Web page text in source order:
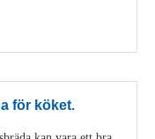
för köket.